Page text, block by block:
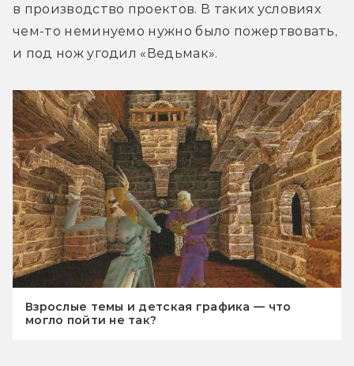
в производство проектов. В таких условиях
чем-то неминуемо нужно было пожертвовать,
и под нож угодил «Ведьмак».
Взрослые темы и детская графика — что
могло пойти не так?